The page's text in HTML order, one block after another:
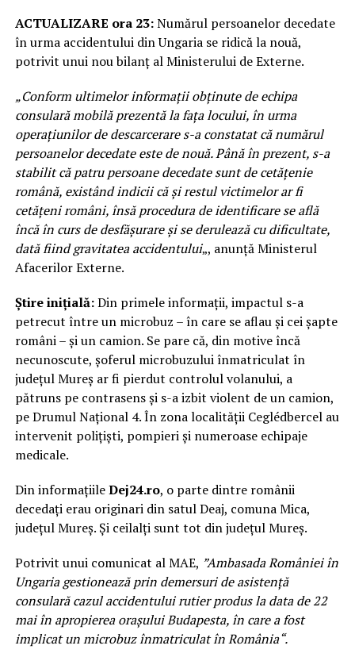
ACTUALIZARE ora 23:Numărul persoanelor decedate
în urma accidentului din Ungaria se ridică la nouă,
potrivit unui nou bilanţ al Ministerului de Externe.
„Conform ultimelor informaţii obţinute de echipa
consulară mobilă prezentă la faţa locului, în urma
operaţiunilor de descarcerare s-a constatat că numărul
persoanelor decedate este de nouă. Până în prezent, s-a
stabilit că patru persoane decedate sunt de cetăţenie
română, existând indicii că şi restul victimelor ar fi
cetăţeni români, însă procedura de identificare se află
încă în curs de desfăşurare şi se derulează cu dificultate,
dată fiind gravitatea accidentului„, anunţă Ministerul
Afacerilor Externe.
Știre inițială:Din primele informații, impactul s-a
petrecut între un microbuz – în care se aflau și cei șapte
români – și un camion. Se pare că, din motive încă
necunoscute, șoferul microbuzului înmatriculat în
județul Mureș ar fi pierdut controlul volanului, a
pătruns pe contrasens și s-a izbit violent de un camion,
pe Drumul Național 4. În zona localității Ceglédbercel au
intervenit polițiști, pompieri și numeroase echipaje
medicale.
Din informațiileDej24.ro, o parte dintre românii
decedați erau originari din satul Deaj, comuna Mica,
județul Mureș. Și ceilalți sunt tot din județul Mureș.
Potrivit unui comunicat al MAE, ”Ambasada României în
Ungaria gestionează prin demersuri de asistenţă
consulară cazul accidentului rutier produs la data de 22
mai în apropierea oraşului Budapesta, în care a fost
implicat un microbuz înmatriculat în România“.